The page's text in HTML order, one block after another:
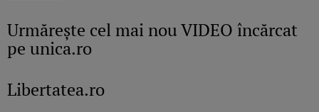
Urmăreşte cel mai nou VIDEO încărcat
pe unica.ro
Libertatea.ro